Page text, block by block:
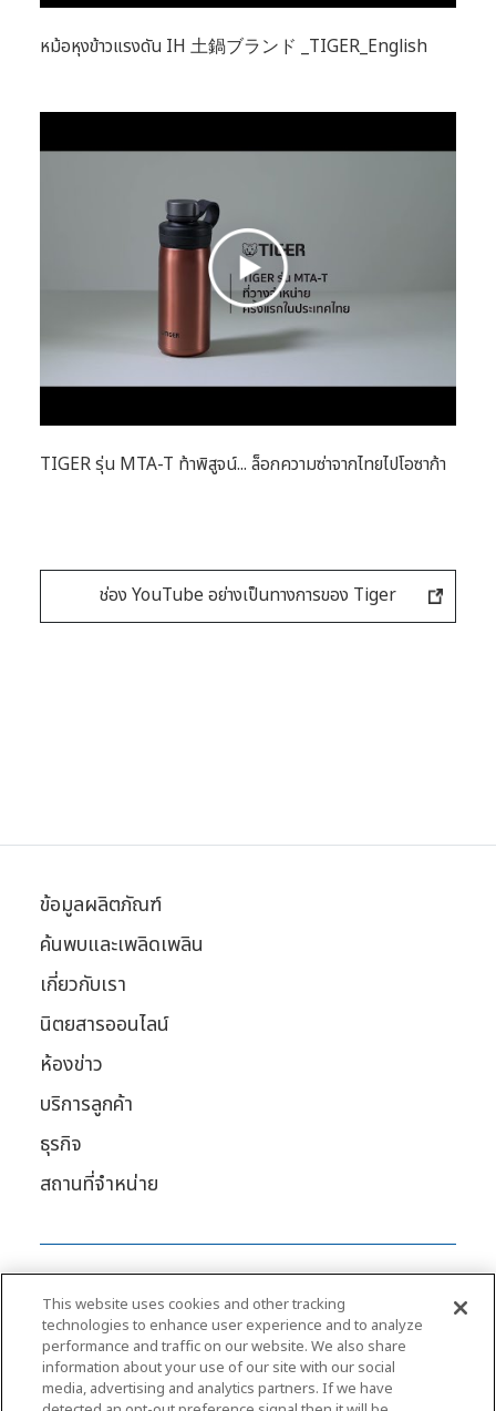
หม้อหุงข้าวแรงดัน IH 土鍋ブランド _TIGER_English
TIGER รุ่น MTA-T ท้าพิสูจน์... ล็อกความซ่าจากไทยไปโอซาก้า
ช่อง YouTube อย่างเป็นทางการของ Tiger
ข้อมูลผลิตภัณฑ์
ค้นพบและเพลิดเพลิน
เกี่ยวกับเรา
นิตยสารออนไลน์
ห้องข่าว
บริการลูกค้า
ธุรกิจ
สถานที่จําหน่าย
This website uses cookies and other tracking
technologies to enhance user experience and to analyze
performance and traffic on our website. We also share
information about your use of our site with our social
media, advertising and analytics partners. If we have